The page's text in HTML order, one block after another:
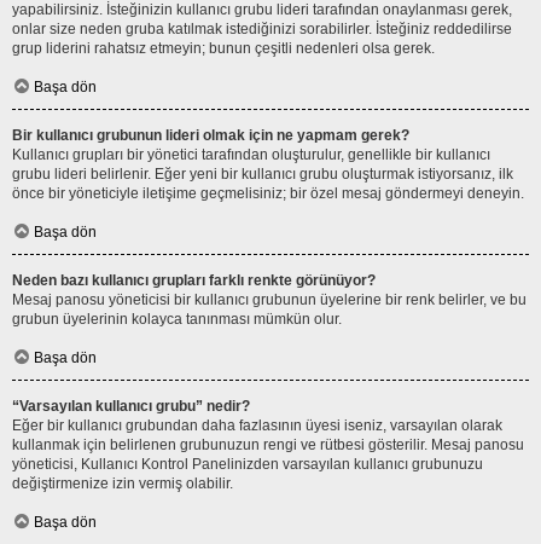
yapabilirsiniz. İsteğinizin kullanıcı grubu lideri tarafından onaylanması gerek,
onlar size neden gruba katılmak istediğinizi sorabilirler. İsteğiniz reddedilirse
grup liderini rahatsız etmeyin; bunun çeşitli nedenleri olsa gerek.
Başa dön
Bir kullanıcı grubunun lideri olmak için ne yapmam gerek?
Kullanıcı grupları bir yönetici tarafından oluşturulur, genellikle bir kullanıcı
grubu lideri belirlenir. Eğer yeni bir kullanıcı grubu oluşturmak istiyorsanız, ilk
önce bir yöneticiyle iletişime geçmelisiniz; bir özel mesaj göndermeyi deneyin.
Başa dön
Neden bazı kullanıcı grupları farklı renkte görünüyor?
Mesaj panosu yöneticisi bir kullanıcı grubunun üyelerine bir renk belirler, ve bu
grubun üyelerinin kolayca tanınması mümkün olur.
Başa dön
“Varsayılan kullanıcı grubu” nedir?
Eğer bir kullanıcı grubundan daha fazlasının üyesi iseniz, varsayılan olarak
kullanmak için belirlenen grubunuzun rengi ve rütbesi gösterilir. Mesaj panosu
yöneticisi, Kullanıcı Kontrol Panelinizden varsayılan kullanıcı grubunuzu
değiştirmenize izin vermiş olabilir.
Başa dön